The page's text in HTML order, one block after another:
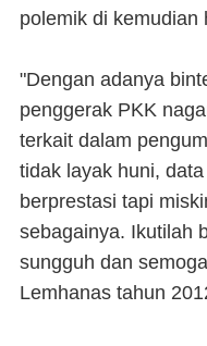
polemik di kemudian
"Dengan adanya
penggerak PKK
terkait dalam
tidak layak huni,
berprestasi tapi
sebagainya. Ikutilah
sungguh dan
Lemhanas tahun